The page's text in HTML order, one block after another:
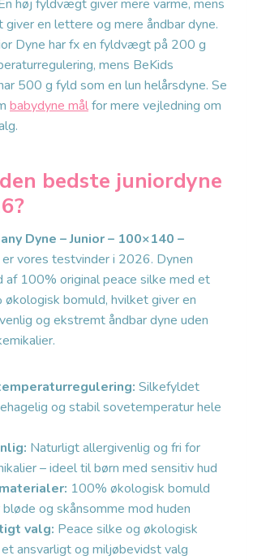
høj fyldvægt giver mere varme, mens
en lettere og mere åndbar dyne.
Dyne har fx en fyldvægt på 200 g
mens BeKids
500 g fyld som en lun helårsdyne. Se
babydyne målfor mere vejledning om
bedste juniordyne
Dyne – Junior – 100×140 –
er vores testvinder i 2026. Dynen
af 100% original peace silke med et
bomuld, hvilket giver en
og ekstremt åndbar dyne uden
Silkefyldet
og stabil sovetemperatur hele
Naturligt allergivenlig og fri for
– ideel til børn med sensitiv hud
100% økologisk bomuld
og skånsomme mod huden
valg: Peace silke og økologisk
ansvarligt og miljøbevidst valg